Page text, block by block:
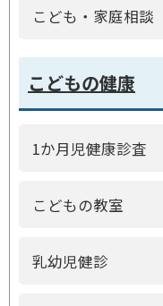
こども・家庭相談
こどもの健康
1か月児健康診査
こどもの教室
乳幼児健診